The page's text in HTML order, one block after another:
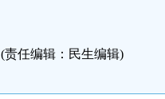
(责任编辑：民生编辑)